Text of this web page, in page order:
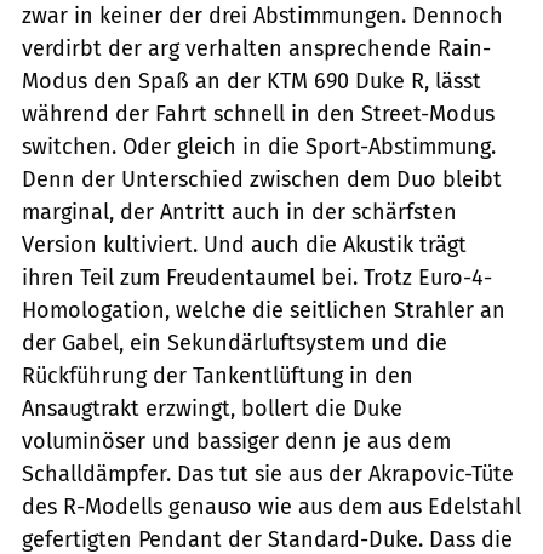
zwar in keiner der drei Abstimmungen. Dennoch
verdirbt der arg verhalten ansprechende Rain-
Modus den Spaß an der KTM 690 Duke R, lässt
während der Fahrt schnell in den Street-Modus
switchen. Oder gleich in die Sport-Abstimmung.
Denn der Unterschied zwischen dem Duo bleibt
marginal, der Antritt auch in der schärfsten
Version kultiviert. Und auch die Akustik trägt
ihren Teil zum Freudentaumel bei. Trotz Euro-4-
Homologation, welche die seitlichen Strahler an
der Gabel, ein Sekundärluftsystem und die
Rückführung der Tankentlüftung in den
Ansaugtrakt erzwingt, bollert die Duke
voluminöser und bassiger denn je aus dem
Schalldämpfer. Das tut sie aus der Akrapovic-Tüte
des R-Modells genauso wie aus dem aus Edelstahl
gefertigten Pendant der Standard-Duke. Dass die